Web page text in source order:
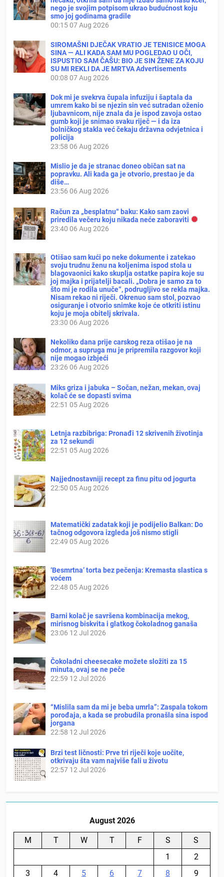
nego je svojim potpisom ukrao budućnost koju
smo joj godinama gradile
00:1507 Aug 2026
SIROMAŠNI DJEČAK VRATIO JE TENISICE MOGA
SINA — ALI KADA SAM MU POGLEDAO U OČI,
ISPUSTIO SAM ČAŠU: BIO JE SIN ŽENE ZA KOJU
SU MI REKLI DA JE MRTVA Advertisements
00:08 07 Aug 2026
Dok mi je svekrva čupala infuziju i šaptala da
umrem kako bi se njezin sin već sutradan oženio
ljubavnicom, nije znala da je ispod zavoja ostao
gumb koji je snimao svaku riječ — i da iza
bolničkog stakla već čekaju državna odvjetnica i
policija
23:58 06 Aug 2026
Mislio je da je stranac doneo običan sat na
popravku. Ali kada ga je otvorio, prestao je da
diše…
23:56 06 Aug 2026
Račun za „besplatnu“ baku: Kako sam zaovi
priredila večeru koju nikada neće zaboraviti
23:40 06 Aug 2026
Otišao sam kući po neke dokumente i zatekao
svoju trudnu ženu na koljenima ispod stola u
blagovaonici kako skuplja ostatke papira koje su
joj majka i prijatelji bacali. „Dobra je samo za to
što mi je rodila unuče“, podrugljivo se rekla majka.
Nisam rekao ni riječi. Okrenuo sam stol, pozvao
osiguranje i otvorio snimke koje će otkriti istinu
koju je moja obitelj skrivala.
23:30 06 Aug 2026
Nekoliko dana prije carskog reza otišao je na
odmor, a supruga mu je pripremila razgovor koji
nije mogao izbjeći
23:26 06 Aug 2026
Miks griza i jabuka – Sočan, nežan, mekan, ovaj
kolač će se dopasti svima
22:51 05 Aug 2026
Letnja razbibriga: Pronađi 12 skrivenih životinja
za 12 sekundi
22:51 05 Aug 2026
Najjednostavniji recept za finu pitu od jogurta
22:50 05 Aug 2026
Matematički zadatak koji je podijelio Balkan: Do
tačnog odgovora izgleda još nismo stigli
22:49 05 Aug 2026
‘Besmrtna’ torta bez pečenja: Kremasta slastica s
voćem
22:48 05 Aug 2026
Barni kolač je savršena kombinacija mekog,
mirisnog biskvita i glatkog čokoladnog ganaša
23:06 12 Jul 2026
Čokoladni cheesecake možete složiti za 15
minuta, ovaj se ne peče
22:59 12 Jul 2026
“Mislila sam da mi je beba umrla”: Zaspala tokom
porođaja, a kada se probudila pronašla sina ispod
jorgana
22:58 12 Jul 2026
Brzi test ličnosti: Prve tri riječi koje uočite,
otkrivaju šta vam najviše fali u životu
22:57 12 Jul 2026
August 2026
M T W T F S
S
1
2
3
4 5 6 7 8 9